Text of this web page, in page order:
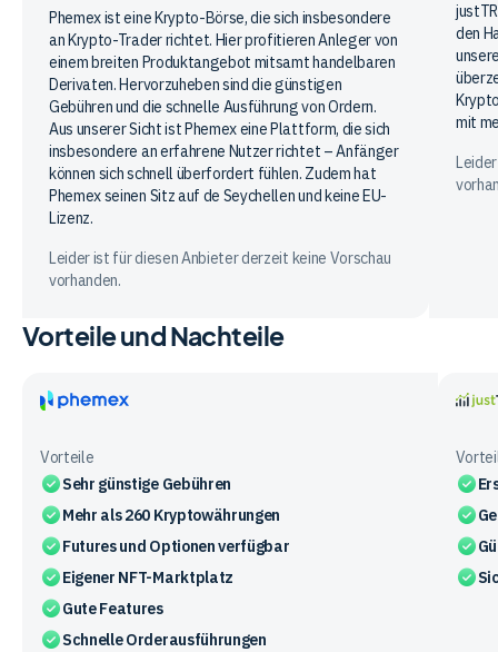
Phemex
Phemex ist eine Krypto-Börse, die sich insbesondere
an Krypto-Trader richtet. Hier profitieren Anleger von
einem breiten Produktangebot mitsamt handelbaren
Derivaten. Hervorzuheben sind die günstigen
Gebühren und die schnelle Ausführung von Ordern.
Aus unserer Sicht ist Phemex eine Plattform, die sich
insbesondere an erfahrene Nutzer richtet – Anfänger
können sich schnell überfordert fühlen. Zudem hat
Phemex seinen Sitz auf de Seychellen und keine EU-
Lizenz.
Leider ist für diesen Anbieter derzeit keine Vorschau
vorhanden.
den
mit
Vorteile und Nachteile
Vorteile
Sehr günstige Gebühren
Mehr als 260 Kryptowährungen
Futures und Optionen verfügbar
Eigener NFT-Marktplatz
Gute Features
Schnelle Orderausführungen